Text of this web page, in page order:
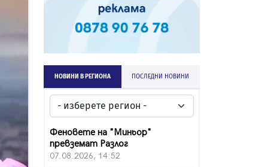
НОВИНИ В РЕГИОНА ПОСЛЕДНИ НОВИНИ
Феновете на "Миньор"
превземат Разлог
07.08.2026, 14:52